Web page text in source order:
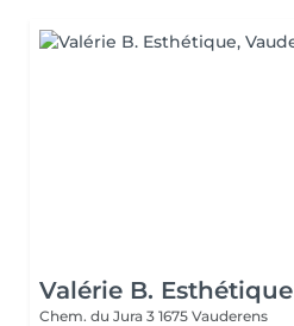
Valérie B. Esthétique
Chem. du Jura 3 1675 Vauderens